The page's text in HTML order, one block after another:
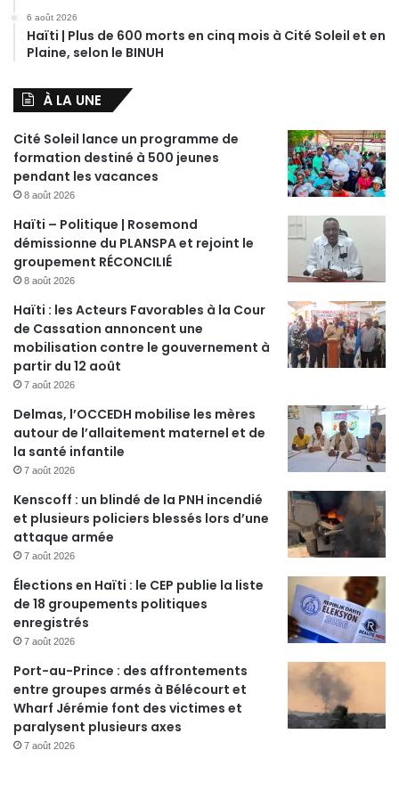
6 août 2026
Haïti | Plus de 600 morts en cinq mois à Cité Soleil et en
Plaine, selon le BINUH
À LA UNE
Cité Soleil lance un programme de
formation destiné à 500 jeunes
pendant les vacances
8 août 2026
Haïti – Politique | Rosemond
démissionne du PLANSPA et rejoint le
groupement RÉCONCILIÉ
8 août 2026
Haïti : les Acteurs Favorables à la Cour
de Cassation annoncent une
mobilisation contre le gouvernement à
partir du 12 août
7 août 2026
Delmas, l’OCCEDH mobilise les mères
autour de l’allaitement maternel et de
la santé infantile
7 août 2026
Kenscoff : un blindé de la PNH incendié
et plusieurs policiers blessés lors d’une
attaque armée
7 août 2026
Élections en Haïti : le CEP publie la liste
de 18 groupements politiques
enregistrés
7 août 2026
Port-au-Prince : des affrontements
entre groupes armés à Bélécourt et
Wharf Jérémie font des victimes et
paralysent plusieurs axes
7 août 2026